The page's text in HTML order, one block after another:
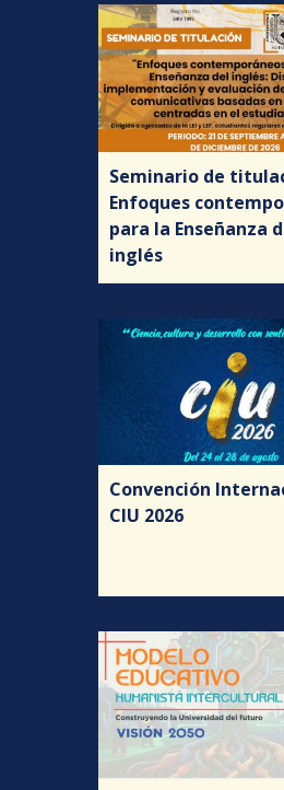
Seminario de
Enfoques
para la Enseñanza
inglés
Convención
CIU 2026